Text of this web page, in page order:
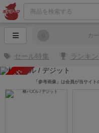
カ
セール特集 ランキ
売り切れ 「参考画像」は会員が当サイ